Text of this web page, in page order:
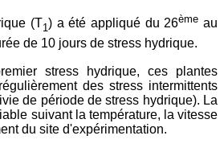
(T1) a été appliqué du 26ème au
de 10 jours de stress hydrique.
stress hydrique, ces plantes
des stress intermittents
de période de stress hydrique). La
suivant la température, la vitesse
du site d'expérimentation.